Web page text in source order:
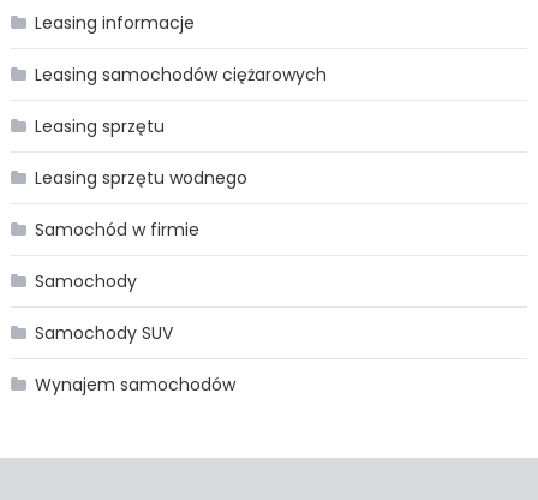
Leasing informacje
Leasing samochodów ciężarowych
Leasing sprzętu
Leasing sprzętu wodnego
Samochód w firmie
Samochody
Samochody SUV
Wynajem samochodów